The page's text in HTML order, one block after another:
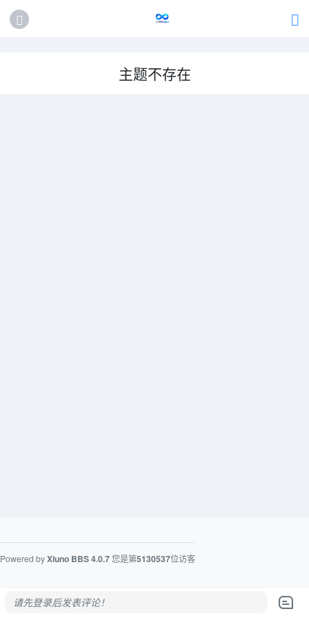
主题不存在
Powered byXiuno BBS4.0.7您是第5130537位访客
请先登录后发表评论！